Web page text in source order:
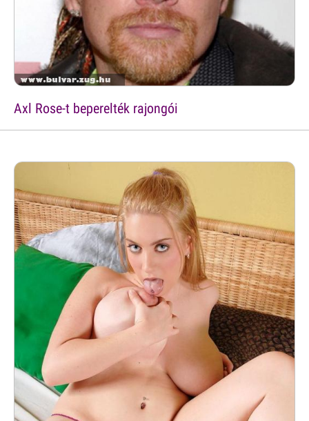
Axl Rose-t beperelték rajongói